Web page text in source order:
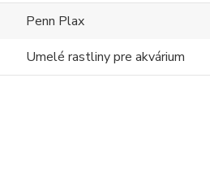
Penn Plax
Umelé rastliny pre akvárium